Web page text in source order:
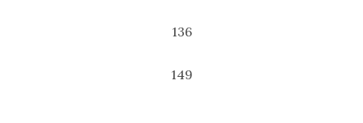
136
149